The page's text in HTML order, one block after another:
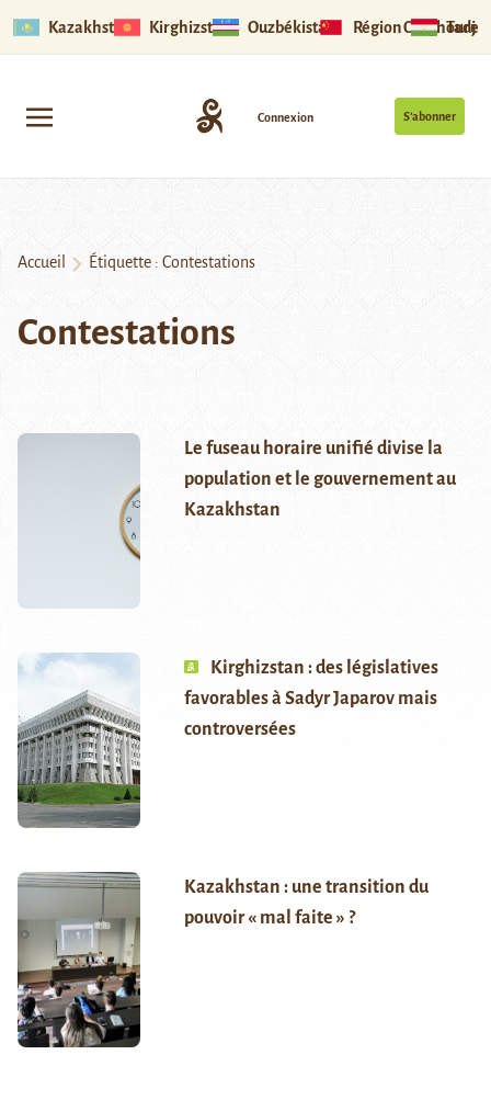
Kazakhstan Kirghizstan Ouzbékistan Région Ouïghoure
S’abonner
Connexion
Accueil Étiquette : Contestations
Contestations
Le fuseau horaire unifié divise la
population et le gouvernement au
Kazakhstan
Kirghizstan : des législatives
favorables à Sadyr Japarov mais
controversées
Kazakhstan : une transition du
pouvoir « mal faite » ?